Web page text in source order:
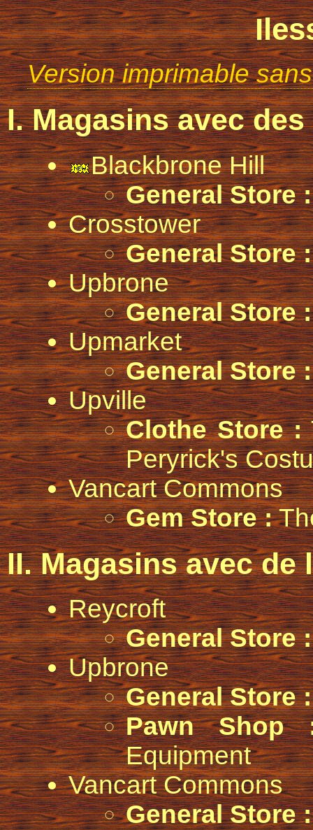
Version imprimable
I. Magasins avec
Blackbrone Hill
General Store :
Crosstower
General Store :
Upbrone
General Store :
Upmarket
General Store :
Upville
Clothe Store :
Peryrick's
Vancart Commons
Gem Store :
II. Magasins avec
Reycroft
General Store :
Upbrone
General Store :
Pawn Shop
Equipment
Vancart Commons
General Store :